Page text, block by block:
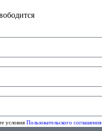
условия Пользовательского соглашения